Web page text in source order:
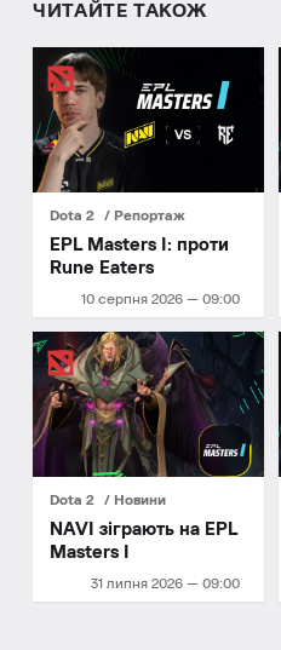
ЧИТАЙТЕ ТАКОЖ
Dota 2 Репортаж
10 серпня 2026 — 09:00
EPL Masters I: проти
Rune Eaters
Dota 2 Новини
31 липня 2026 — 09:00
NAVI зіграють на EPL
Masters I